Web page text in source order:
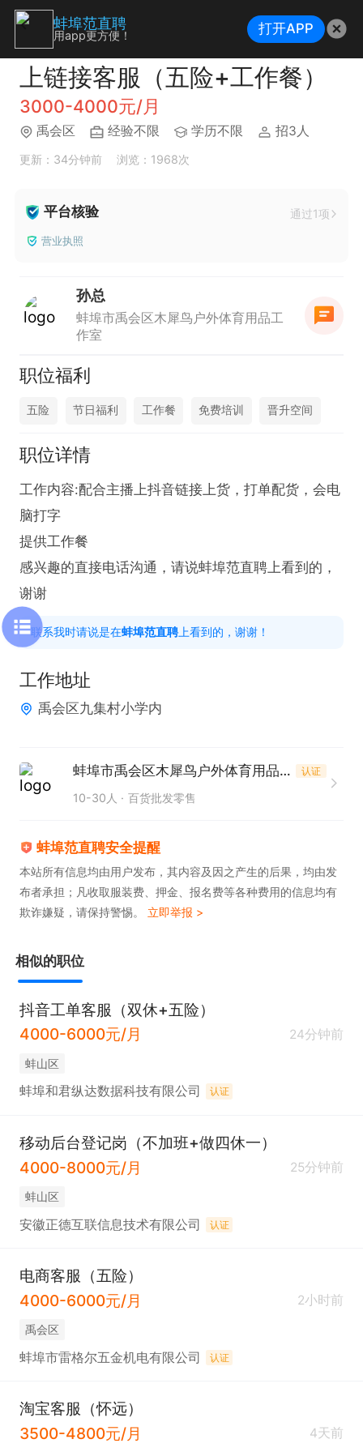
上链接客服（五险+工作餐）
3000-4000元/月
禹会区 经验不限 学历不限 招3人
更新：34分钟前 浏览：1968次
平台核验 通过1项
营业执照
孙总
蚌埠市禹会区木犀鸟户外体育用品工
作室
职位福利
五险 节日福利 工作餐 免费培训 晋升空间
职位详情
工作内容:配合主播上抖音链接上货，打单配货，会电
脑打字
提供工作餐
感兴趣的直接电话沟通，请说蚌埠范直聘上看到的，
谢谢
联系我时请说是在蚌埠范直聘 上看到的，谢谢！
工作地址
禹会区九集村小学内
蚌埠市禹会区木犀鸟户外体育用品工作室 认证
10-30人 百货批发零售
蚌埠范直聘安全提醒
本站所有信息均由用户发布，其内容及因之产生的后果，均由发
布者承担；凡收取服装费、押金、报名费等各种费用的信息均有
欺诈嫌疑，请保持警惕。 立即举报 >
相似的职位
抖音工单客服（双休+五险）
4000-6000元/月
24分钟前
蚌山区
蚌埠和君纵达数据科技有限公司 认证
移动后台登记岗（不加班+做四休一）
4000-8000元/月
25分钟前
蚌山区
安徽正德互联信息技术有限公司 认证
电商客服（五险）
4000-6000元/月
2小时前
禹会区
蚌埠市雷格尔五金机电有限公司 认证
淘宝客服（怀远）
3500-4800元/月
4天前
蚌埠范直聘
用app更方便！ 打开APP